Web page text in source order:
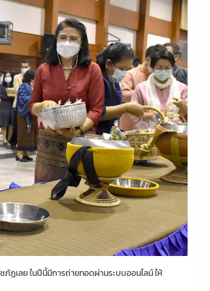
ฏเลย ในปีนี้มีการถ่ายทอดผ่านระบบออนไลน์ ให้